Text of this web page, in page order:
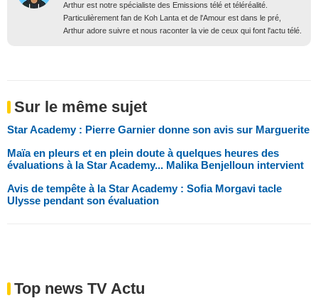
Arthur est notre spécialiste des Emissions télé et téléréalité.
Particulièrement fan de Koh Lanta et de l'Amour est dans le pré,
Arthur adore suivre et nous raconter la vie de ceux qui font l'actu télé.
Sur le même sujet
Star Academy : Pierre Garnier donne son avis sur Marguerite
Maïa en pleurs et en plein doute à quelques heures des
évaluations à la Star Academy... Malika Benjelloun intervient
Avis de tempête à la Star Academy : Sofia Morgavi tacle
Ulysse pendant son évaluation
Top news TV Actu